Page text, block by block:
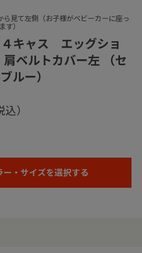
キャス エッグショ
ルトカバー左 （セ
ルー）
ら見て左側（お子様がベビーカーに座っ
す）
ー・サイズを選択する